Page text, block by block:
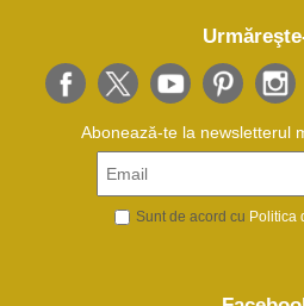
Abonează-te la newsletterul
Sunt de acord cu Politica